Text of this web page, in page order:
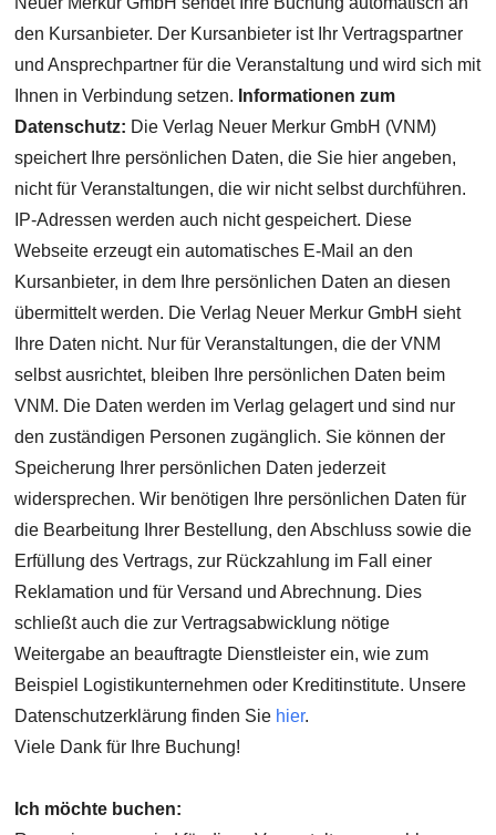
den Kursanbieter. Der Kursanbieter ist Ihr Vertragspartner
und Ansprechpartner für die Veranstaltung und wird sich mit
Ihnen in Verbindung setzen. Informationen zum
Datenschutz: Die Verlag Neuer Merkur GmbH (VNM)
speichert Ihre persönlichen Daten, die Sie hier angeben,
nicht für Veranstaltungen, die wir nicht selbst durchführen.
IP-Adressen werden auch nicht gespeichert. Diese
Webseite erzeugt ein automatisches E-Mail an den
Kursanbieter, in dem Ihre persönlichen Daten an diesen
übermittelt werden. Die Verlag Neuer Merkur GmbH sieht
Ihre Daten nicht. Nur für Veranstaltungen, die der VNM
selbst ausrichtet, bleiben Ihre persönlichen Daten beim
VNM. Die Daten werden im Verlag gelagert und sind nur
den zuständigen Personen zugänglich. Sie können der
Speicherung Ihrer persönlichen Daten jederzeit
widersprechen. Wir benötigen Ihre persönlichen Daten für
die Bearbeitung Ihrer Bestellung, den Abschluss sowie die
Erfüllung des Vertrags, zur Rückzahlung im Fall einer
Reklamation und für Versand und Abrechnung. Dies
schließt auch die zur Vertragsabwicklung nötige
Weitergabe an beauftragte Dienstleister ein, wie zum
Beispiel Logistikunternehmen oder Kreditinstitute. Unsere
Datenschutzerklärung finden Sie hier.
Viele Dank für Ihre Buchung!
Ich möchte buchen: